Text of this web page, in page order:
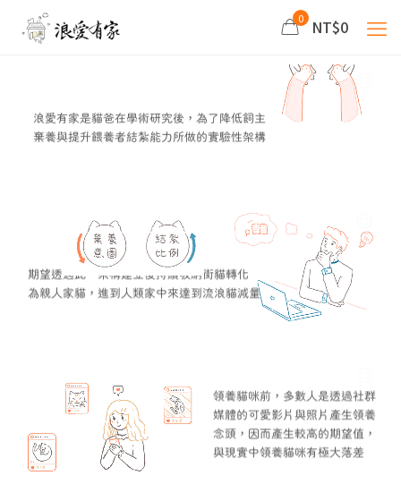
0 NT$0
浪愛有家是貓爸在學術研究後，為了降低飼主
棄養與提升餵養者結紮能力所做的實驗性架構
期望透過此一架構建立後持續吸納街貓轉化
為親人家貓，進到人類家中來達到流浪貓減量
領養貓咪前，多數人是透過社群
媒體的可愛影片與照片產生領養
念頭，因而產生較高的期望值，
與現實中領養貓咪有極大落差